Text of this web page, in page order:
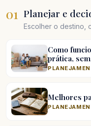
01 Planejar e
Escolher o destino,
Como
prática,
Melhores